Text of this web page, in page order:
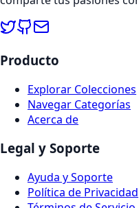
Producto
Explorar Colecciones
Navegar Categorías
Acerca de
Legal y Soporte
Ayuda y Soporte
Política de Privacidad